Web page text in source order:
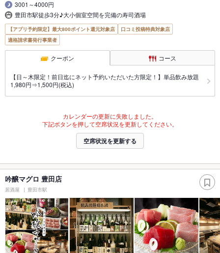
3001～4000円
豊田市駅徒歩3分♪大小個室空間を完備の寿司酒場
【アプリ予約限定】最大800ポイント還元対象店
口コミ投稿特典対象店
適格請求書発行事業者
クーポン コース
【日～木限定！前日迄にネット予約いただいた方限定！】単品飲み放題
1,980円⇒1,500円(税込)
カレンダーの更新に失敗しました。
下記ボタンを押して空席状況を更新してください。
空席状況を更新する
吟醸マグロ 豊田店
居酒屋 豊田市駅